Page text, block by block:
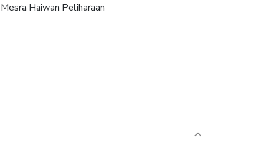
Mesra Haiwan Peliharaan